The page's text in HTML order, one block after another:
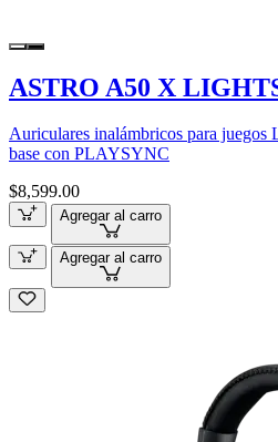
ASTRO A50 X
Auriculares inalámbricos para
base con PLAYSYNC
$8,599.00
Agregar al carro
Agregar al carro